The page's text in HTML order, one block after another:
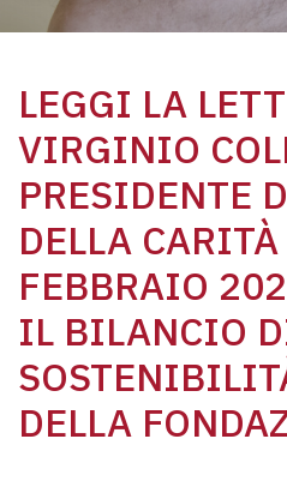
LEGGI LA
VIRGINIO
PRESIDENTE
DELLA
FEBBRAIO
IL BILANCIO
DELLA